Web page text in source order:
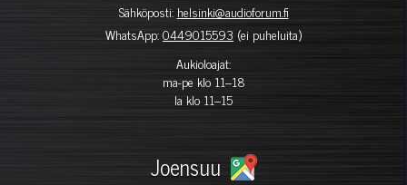
Sähköposti: helsinki@audioforum.fi
WhatsApp:0449015593 (ei puheluita)
Aukioloajat:
ma-pe klo 11–18
la klo 11–15
Joensuu